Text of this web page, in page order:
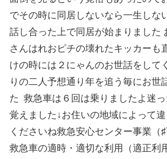
でその時に同居しないなら一生しな
話し合った上で同居が始まりました
さんはれおピチの壊れたキッカーも
けの時には２にゃんのお世話をして
りの二人予想通り年を追う毎にお世
た 救急車は６回は乗りましたよ迷
覚えました↓お住いの地域によって
くださいね救急安心センター事業（
救急車の適時・適切な利用（適正利